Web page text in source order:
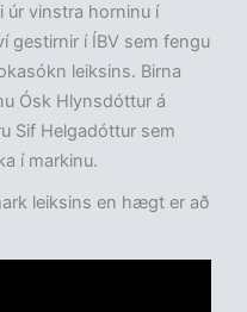
úr vinstra horninu í
gestirnir í ÍBV sem fengu
leiksins. Birna
Ósk Hlynsdóttur á
Sif Helgadóttur sem
í markinu.
leiksins en hægt er að